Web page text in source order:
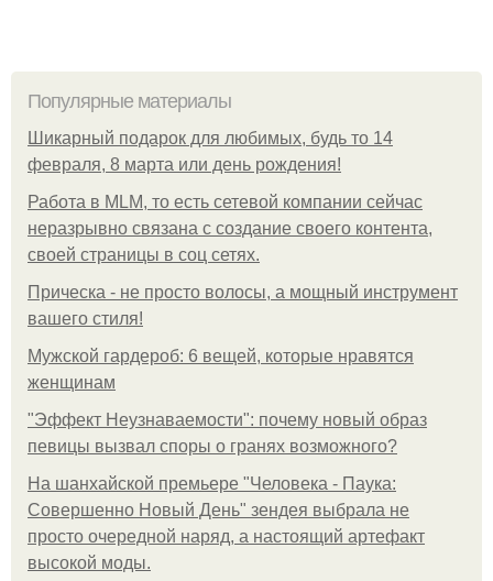
Популярные материалы
Шикарный подарок для любимых, будь то 14
февраля, 8 марта или день рождения!
Работа в MLM, то есть сетевой компании сейчас
неразрывно связана с создание своего контента,
своей страницы в соц сетях.
Прическа - не просто волосы, а мощный инструмент
вашего стиля!
Мужской гардероб: 6 вещей, которые нравятся
женщинам
"Эффект Неузнаваемости": почему новый образ
певицы вызвал споры о гранях возможного?
На шанхайской премьере "Человека - Паука:
Совершенно Новый День" зендея выбрала не
просто очередной наряд, а настоящий артефакт
высокой моды.